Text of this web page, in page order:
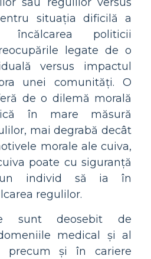
situația dificilă a
politicii
legate de o
versus impactul
unei comunități. O
de o dilemă morală
în mare măsură
mai degrabă decât
morale ale cuiva,
poate cu siguranță
individ să ia în
regulilor.
sunt deosebit de
medical și al
precum și în cariere